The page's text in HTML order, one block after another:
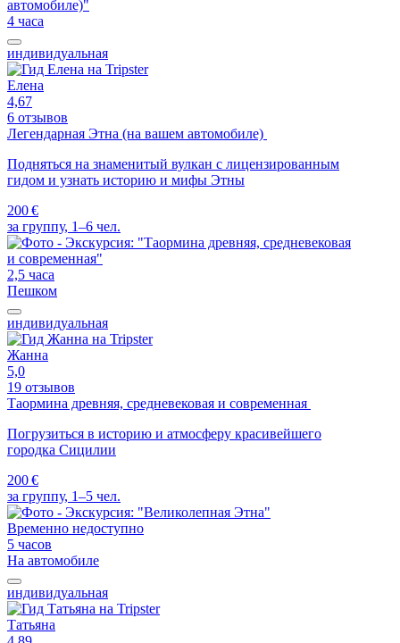
4 часа
индивидуальная
Елена
4,67
6 отзывов
Легендарная Этна (на вашем автомобиле)
Подняться на знаменитый вулкан с лицензированным
гидом и узнать историю и мифы Этны
200 €
за группу, 1–6 чел.
2,5 часа
Пешком
индивидуальная
Жанна
5,0
19 отзывов
Таормина древняя, средневековая и современная
Погрузиться в историю и атмосферу красивейшего
городка Сицилии
200 €
за группу, 1–5 чел.
Временно недоступно
5 часов
На автомобиле
индивидуальная
Татьяна